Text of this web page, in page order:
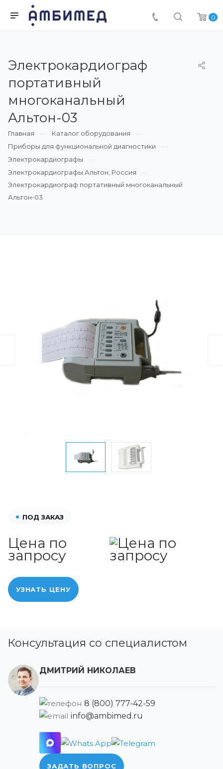
0
Электрокардиограф
портативный
многоканальный
Альтон-03
Главная
Каталог оборудования
Приборы для функциональной диагностики
Электрокардиографы
Электрокардиографы Альтон, Россия
Электрокардиограф портативный многоканальный
Альтон-03
ПОД ЗАКАЗ
Цена по
запросу
УЗНАТЬ ЦЕНУ
Консультация со специалистом
ДМИТРИЙ НИКОЛАЕВ
8 (800) 777-42-59
info@ambimed.ru
ЗАДАТЬ ВОПРОС